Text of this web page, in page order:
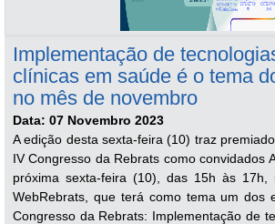
Implementação de
clínicas em saúde é o tema
no mês de novembro
Data: 07 Novembro 2023
A edição desta sexta-feira (10) traz
IV Congresso da Rebrats como convidados
próxima sexta-feira (10), das 15h às 17h,
WebRebrats, que terá como tema um dos
Congresso da Rebrats: Implementação de